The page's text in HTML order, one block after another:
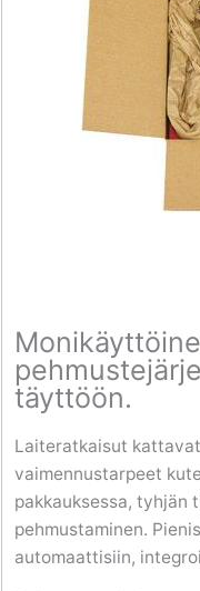
täyttöön.
Laiteratkaisut
vaimennustarpeet
pakkauksessa, tyhjän
pehmustaminen.
automaattisiin,